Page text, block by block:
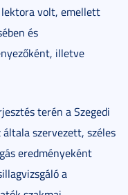
volt, emellett
és
illetve
terén a Szegedi
szervezett, széles
eredményeként
a